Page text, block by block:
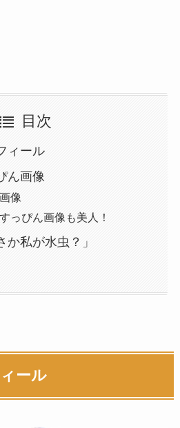
目次
ィール
ん画像
像
っぴん画像も美人！
私が水虫？」
ール